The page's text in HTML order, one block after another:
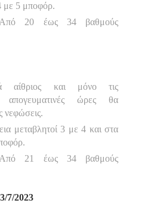
4 με 5 μποφόρ.
Από 20 έως 34 βαθμούς
αίθριος και μόνο τις
απογευματινές ώρες θα
νεφώσεις.
μεταβλητοί 3 με 4 και στα
Από 21 έως 34 βαθμούς
7/2023